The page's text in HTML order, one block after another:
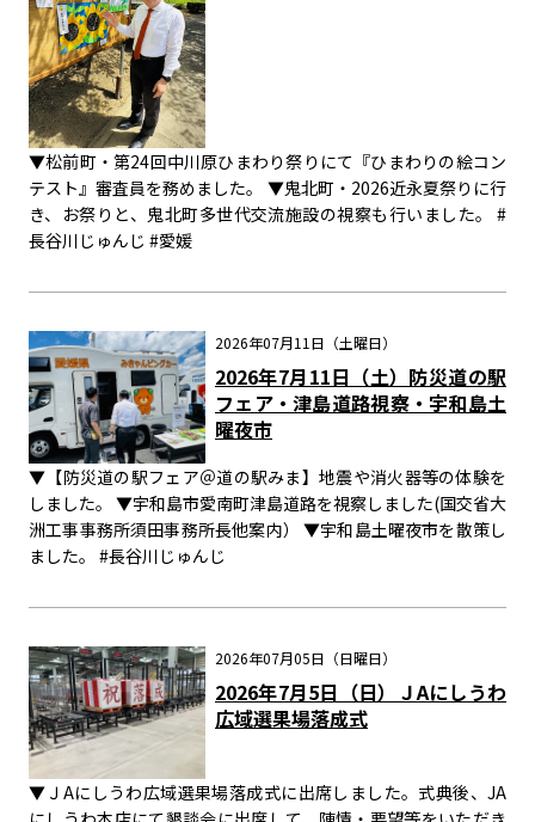
▼松前町・第24回中川原ひまわり祭りにて『ひまわりの絵コン
テスト』審査員を務めました。 ▼鬼北町・2026近永夏祭りに行
き、お祭りと、鬼北町多世代交流施設の視察も行いました。 #
長谷川じゅんじ #愛媛
2026年07月11日（土曜日）
2026年7月11日（土）防災道の駅
フェア・津島道路視察・宇和島土
曜夜市
▼【防災道の駅フェア＠道の駅みま】地震や消火器等の体験を
しました。 ▼宇和島市愛南町津島道路を視察しました(国交省大
洲工事事務所須田事務所長他案内） ▼宇和島土曜夜市を散策し
ました。 #長谷川じゅんじ
2026年07月05日（日曜日）
2026年7月5日（日）ＪAにしうわ
広域選果場落成式
▼ＪAにしうわ広域選果場落成式に出席しました。式典後、JA